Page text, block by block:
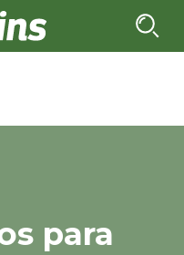
para